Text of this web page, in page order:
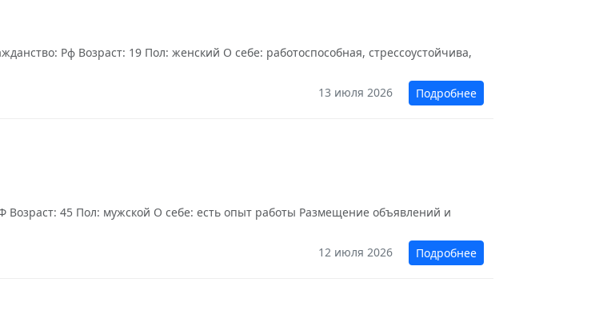
Рф Возраст: 19 Пол: женский О себе: работоспособная, стрессоустойчива,
13 июля 2026
Подробнее
Возраст: 45 Пол: мужской О себе: есть опыт работы Размещение объявлений и
12 июля 2026
Подробнее